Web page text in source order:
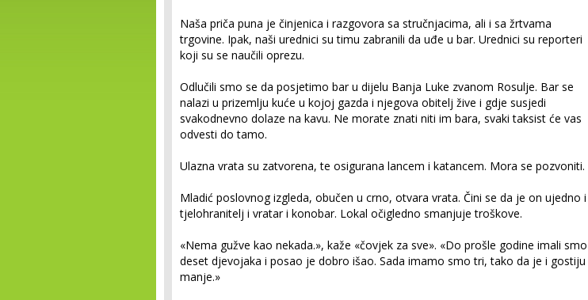
Naša priča puna je činjenica i razgovora sa stručnjacima, ali i sa žrtvama
trgovine. Ipak, naši urednici su timu zabranili da uđe u bar. Urednici su reporteri
koji su se naučili oprezu.
Odlučili smo se da posjetimo bar u dijelu Banja Luke zvanom Rosulje. Bar se
nalazi u prizemlju kuće u kojoj gazda i njegova obitelj žive i gdje susjedi
svakodnevno dolaze na kavu. Ne morate znati niti im bara, svaki taksist će vas
odvesti do tamo.
Ulazna vrata su zatvorena, te osigurana lancem i katancem. Mora se pozvoniti.
Mladić poslovnog izgleda, obučen u crno, otvara vrata. Čini se da je on ujedno i
tjelohranitelj i vratar i konobar. Lokal očigledno smanjuje troškove.
«Nema gužve kao nekada.», kaže «čovjek za sve». «Do prošle godine imali smo
deset djevojaka i posao je dobro išao. Sada imamo smo tri, tako da je i gostiju
manje.»